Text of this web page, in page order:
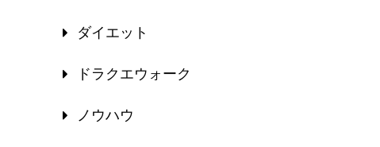
ダイエット
ドラクエウォーク
ノウハウ